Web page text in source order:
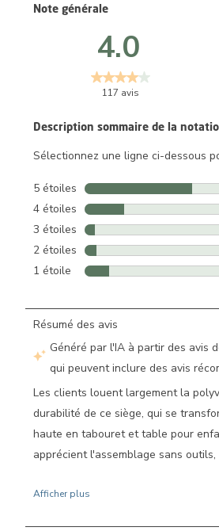
Description sommaire de la
Sélectionnez une ligne ci-dessous
5 étoiles étoiles
4 étoiles étoiles
3 étoiles étoiles
2 étoiles étoiles
1 étoile étoiles
Note générale
4.0
117 avis